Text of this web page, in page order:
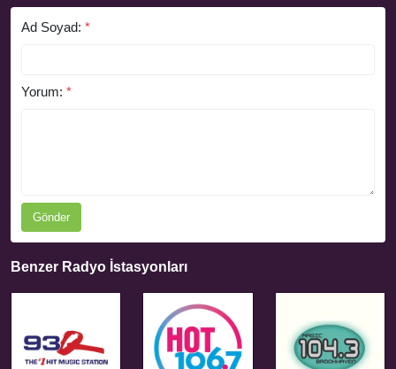
Ad Soyad: *
Yorum: *
Gönder
Benzer Radyo İstasyonları